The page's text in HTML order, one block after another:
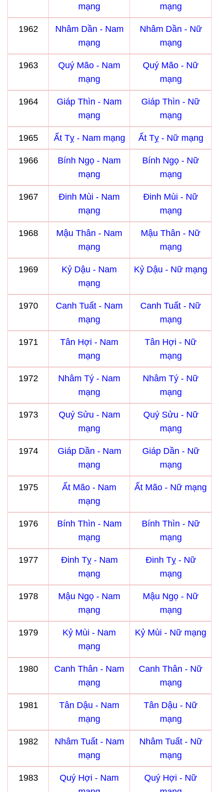
mạng
mạng
1962
Nhâm Dần - Nam
mạng
Nhâm Dần - Nữ
mạng
1963
Quý Mão - Nam
mạng
Quý Mão - Nữ
mạng
1964
Giáp Thìn - Nam
mạng
Giáp Thìn - Nữ
mạng
1965 Ất Tỵ - Nam mạng Ất Tỵ - Nữ mạng
1966
Bính Ngọ - Nam
mạng
Bính Ngọ - Nữ
mạng
1967
Đinh Mùi - Nam
mạng
Đinh Mùi - Nữ
mạng
1968
Mậu Thân - Nam
mạng
Mậu Thân - Nữ
mạng
1969
Kỷ Dậu - Nam
mạng
Kỷ Dậu - Nữ mạng
1970
Canh Tuất - Nam
mạng
Canh Tuất - Nữ
mạng
1971
Tân Hợi - Nam
mạng
Tân Hợi - Nữ
mạng
1972
Nhâm Tý - Nam
mạng
Nhâm Tý - Nữ
mạng
1973
Quý Sửu - Nam
mạng
Quý Sửu - Nữ
mạng
1974
Giáp Dần - Nam
mạng
Giáp Dần - Nữ
mạng
1975
Ất Mão - Nam
mạng
Ất Mão - Nữ mạng
1976
Bính Thìn - Nam
mạng
Bính Thìn - Nữ
mạng
1977
Đinh Tỵ - Nam
mạng
Đinh Tỵ - Nữ
mạng
1978
Mậu Ngọ - Nam
mạng
Mậu Ngọ - Nữ
mạng
1979
Kỷ Mùi - Nam
mạng
Kỷ Mùi - Nữ mạng
1980
Canh Thân - Nam
mạng
Canh Thân - Nữ
mạng
1981
Tân Dậu - Nam
mạng
Tân Dậu - Nữ
mạng
1982
Nhâm Tuất - Nam
mạng
Nhâm Tuất - Nữ
mạng
1983
Quý Hợi - Nam
Quý Hợi - Nữ